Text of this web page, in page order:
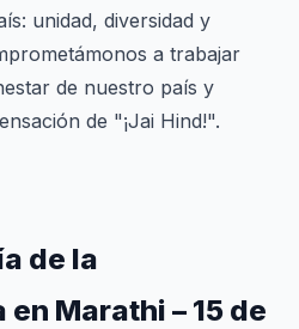
unidad, diversidad y
a trabajar
de nuestro país y
de "¡Jai Hind!".
de la
Marathi – 15 de